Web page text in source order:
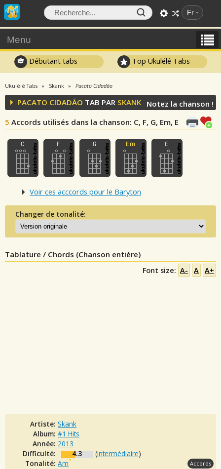
Fr
Menu
Débutant tabs Top Ukulélé Tabs
Ukulélé Tabs Skank Pacato Cidadão
PACATO CIDADÃO TAB PAR SKANK
5 Accords utilisés dans la chanson: C, F, G, Em, E
Notez la chanson !
Voir ces acccords pour le Baryton
Changer de tonalité:
Tablature / Chords (Chanson entière)
Font size: A- A A+
Artiste: Skank
Album: #1 Hits
Année: 2013
Difficulté:
4.3 (intermédiaire)
Tonalité: Am Accords